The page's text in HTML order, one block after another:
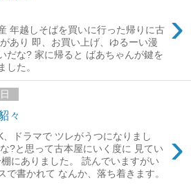
›
年越しそばを買いに行った帰りに古
あり 即、お買い上げ、ゆるーい漫
だな? 家に帰ると ばあちゃんが鍵を
した。
々
›
ドラマで ツレがうつになりまし
?と思って古本屋にいく度に 見てい
にありました。 読んでいますがい
で書かれて なんか、落ち着きます。